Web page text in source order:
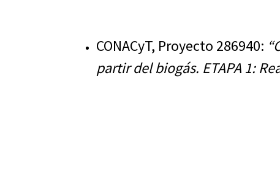
CONACyT, Proyecto 286940:
partir del biogás. ETAPA 1: